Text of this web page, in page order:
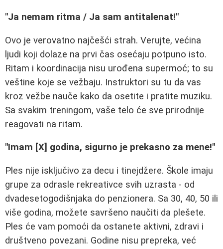
"Ja nemam ritma / Ja sam antitalenat!"
Ovo je verovatno najčešći strah. Verujte, većina
ljudi koji dolaze na prvi čas osećaju potpuno isto.
Ritam i koordinacija nisu urođena supermoć; to su
veštine koje se vežbaju. Instruktori su tu da vas
kroz vežbe nauče kako da osetite i pratite muziku.
Sa svakim treningom, vaše telo će sve prirodnije
reagovati na ritam.
"Imam [X] godina, sigurno je prekasno za mene!"
Ples nije isključivo za decu i tinejdžere. Škole imaju
grupe za odrasle rekreativce svih uzrasta - od
dvadesetogodišnjaka do penzionera. Sa 30, 40, 50 ili
više godina, možete savršeno naučiti da plešete.
Ples će vam pomoći da ostanete aktivni, zdravi i
društveno povezani. Godine nisu prepreka, već